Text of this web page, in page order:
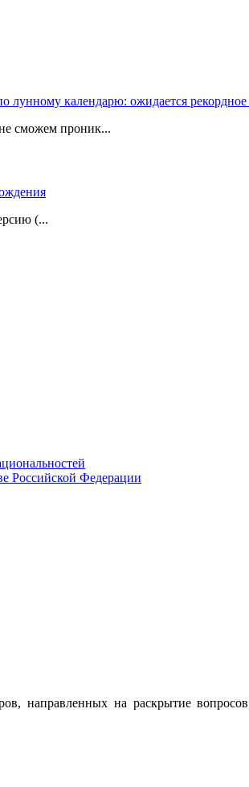
лунному календарю: ожидается
сможем проник...
(...
Российской Федерации
направленных на раскрытие